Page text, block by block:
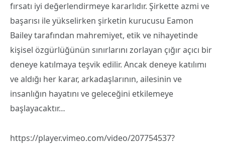
fırsatı iyi değerlendirmeye kararlıdır. Şirkette azmi ve
başarısı ile yükselirken şirketin kurucusu Eamon
Bailey tarafından mahremiyet, etik ve nihayetinde
kişisel özgürlüğünün sınırlarını zorlayan çığır açıcı bir
deneye katılmaya teşvik edilir. Ancak deneye katılımı
ve aldığı her karar, arkadaşlarının, ailesinin ve
insanlığın hayatını ve geleceğini etkilemeye
başlayacaktır…
https://player.vimeo.com/video/207754537?